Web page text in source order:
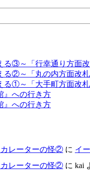
③～「行幸通り方面改
る②～「丸の内方面改札
る①～「大手町方面改札
』への行き方
』への行き方
カレーターの怪② に イ
カレーターの怪② に kai